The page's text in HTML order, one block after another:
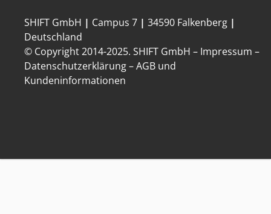
SHIFT GmbH | Campus 7 | 34590 Falkenberg |
Deutschland
© Copyright 2014-2025. SHIFT GmbH – Impressum –
Datenschutzerklärung–AGB und
Kundeninformationen